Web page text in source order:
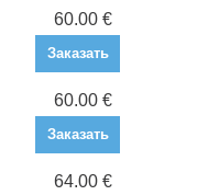
60.00 €
Заказать
60.00 €
Заказать
64.00 €